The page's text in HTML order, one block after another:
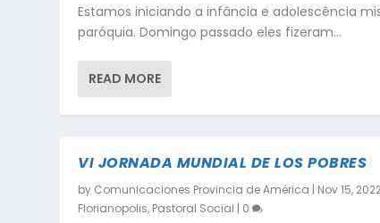
Estamos iniciando a infância e adolescência
paróquia. Domingo passado eles fizeram...
READ MORE
VI JORNADA MUNDIAL DE LOS POBRES
by Comunicaciones Provincia de América | Nov 15,
Florianopolis, Pastoral Social | 0